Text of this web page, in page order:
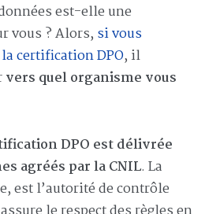
est-elle une
vous ? Alors, si vous
certification DPO, il
vers quel organisme vous
DPO est délivrée
agréés par la CNIL. La
est l’autorité de contrôle